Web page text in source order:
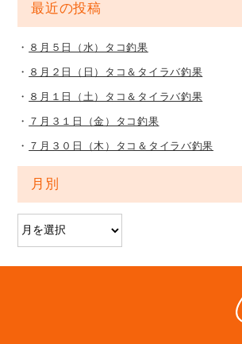
最近の投稿
８月５日（水）タコ釣果
８月２日（日）タコ＆タイラバ釣果
８月１日（土）タコ＆タイラバ釣果
７月３１日（金）タコ釣果
７月３０日（木）タコ＆タイラバ釣果
月別